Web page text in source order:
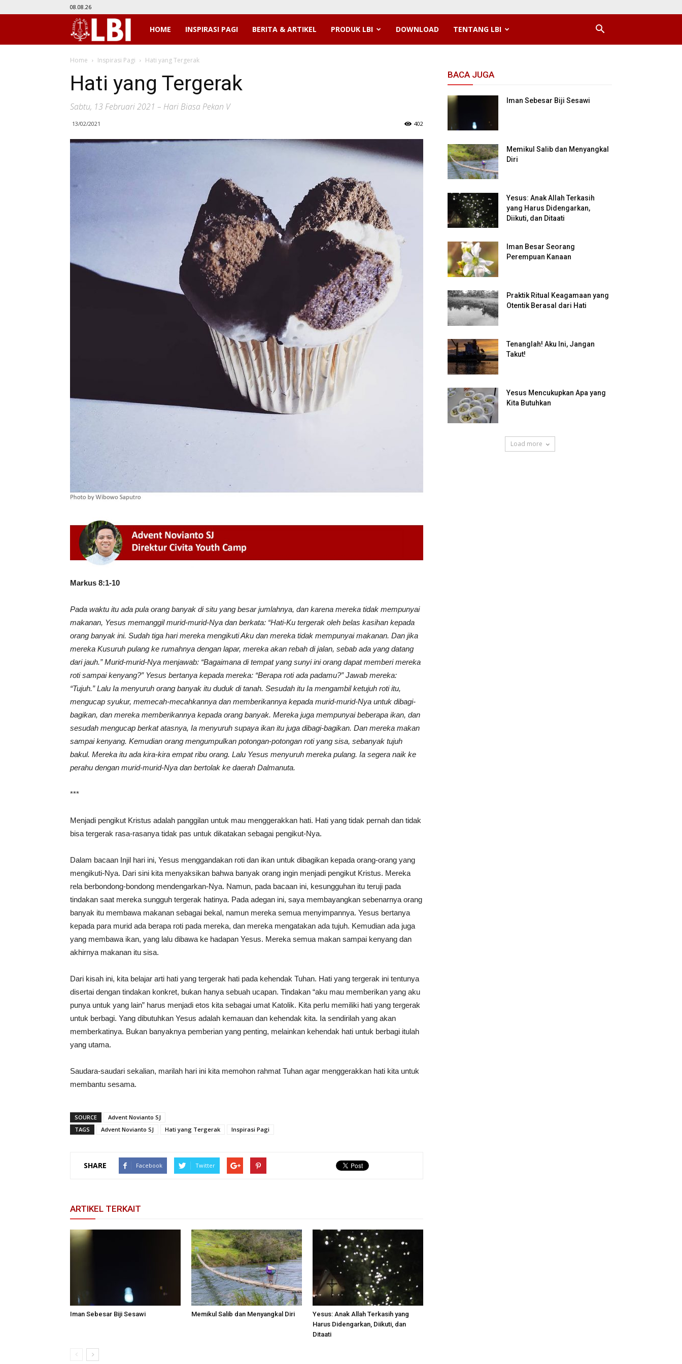
08.08.26
LBIHOME INSPIRASI PAGI BERITA & ARTIKEL PRODUK LBI DOWNLOAD TENTANG LBI
Home Inspirasi Pagi Hati yang Tergerak
Hati yang Tergerak
Sabtu, 13 Februari 2021 – Hari Biasa Pekan V
13/02/2021 402
Markus 8:1-10
Pada waktu itu ada pula orang banyak di situ yang besar jumlahnya, dan karena mereka tidak mempunyai
makanan, Yesus memanggil murid-murid-Nya dan berkata: “Hati-Ku tergerak oleh belas kasihan kepada
orang banyak ini. Sudah tiga hari mereka mengikuti Aku dan mereka tidak mempunyai makanan. Dan jika
mereka Kusuruh pulang ke rumahnya dengan lapar, mereka akan rebah di jalan, sebab ada yang datang
dari jauh.” Murid-murid-Nya menjawab: “Bagaimana di tempat yang sunyi ini orang dapat memberi mereka
roti sampai kenyang?” Yesus bertanya kepada mereka: “Berapa roti ada padamu?” Jawab mereka:
“Tujuh.” Lalu Ia menyuruh orang banyak itu duduk di tanah. Sesudah itu Ia mengambil ketujuh roti itu,
mengucap syukur, memecah-mecahkannya dan memberikannya kepada murid-murid-Nya untuk dibagi-
bagikan, dan mereka memberikannya kepada orang banyak. Mereka juga mempunyai beberapa ikan, dan
sesudah mengucap berkat atasnya, Ia menyuruh supaya ikan itu juga dibagi-bagikan. Dan mereka makan
sampai kenyang. Kemudian orang mengumpulkan potongan-potongan roti yang sisa, sebanyak tujuh
bakul. Mereka itu ada kira-kira empat ribu orang. Lalu Yesus menyuruh mereka pulang. Ia segera naik ke
perahu dengan murid-murid-Nya dan bertolak ke daerah Dalmanuta.
***
Menjadi pengikut Kristus adalah panggilan untuk mau menggerakkan hati. Hati yang tidak pernah dan tidak
bisa tergerak rasa-rasanya tidak pas untuk dikatakan sebagai pengikut-Nya.
Dalam bacaan Injil hari ini, Yesus menggandakan roti dan ikan untuk dibagikan kepada orang-orang yang
mengikuti-Nya. Dari sini kita menyaksikan bahwa banyak orang ingin menjadi pengikut Kristus. Mereka
rela berbondong-bondong mendengarkan-Nya. Namun, pada bacaan ini, kesungguhan itu teruji pada
tindakan saat mereka sungguh tergerak hatinya. Pada adegan ini, saya membayangkan sebenarnya orang
banyak itu membawa makanan sebagai bekal, namun mereka semua menyimpannya. Yesus bertanya
kepada para murid ada berapa roti pada mereka, dan mereka mengatakan ada tujuh. Kemudian ada juga
yang membawa ikan, yang lalu dibawa ke hadapan Yesus. Mereka semua makan sampai kenyang dan
akhirnya makanan itu sisa.
Dari kisah ini, kita belajar arti hati yang tergerak hati pada kehendak Tuhan. Hati yang tergerak ini tentunya
disertai dengan tindakan konkret, bukan hanya sebuah ucapan. Tindakan “aku mau memberikan yang aku
punya untuk yang lain” harus menjadi etos kita sebagai umat Katolik. Kita perlu memiliki hati yang tergerak
untuk berbagi. Yang dibutuhkan Yesus adalah kemauan dan kehendak kita. Ia sendirilah yang akan
memberkatinya. Bukan banyaknya pemberian yang penting, melainkan kehendak hati untuk berbagi itulah
yang utama.
Saudara-saudari sekalian, marilah hari ini kita memohon rahmat Tuhan agar menggerakkan hati kita untuk
membantu sesama.
SOURCE
Advent Novianto SJ
TAGS
Advent Novianto SJ Hati yang Tergerak Inspirasi Pagi
SHARE Facebook Twitter
ARTIKEL TERKAIT
Iman Sebesar Biji Sesawi Memikul Salib dan Menyangkal Diri
Yesus: Anak Allah Terkasih yang
Harus Didengarkan, Diikuti, dan
Ditaati
BACA JUGA
Iman Sebesar Biji Sesawi
Memikul Salib dan Menyangkal
Diri
Yesus: Anak Allah Terkasih
yang Harus Didengarkan,
Diikuti, dan Ditaati
Iman Besar Seorang
Perempuan Kanaan
Praktik Ritual Keagamaan yang
Otentik Berasal dari Hati
Tenanglah! Aku Ini, Jangan
Takut!
Yesus Mencukupkan Apa yang
Kita Butuhkan
Load more